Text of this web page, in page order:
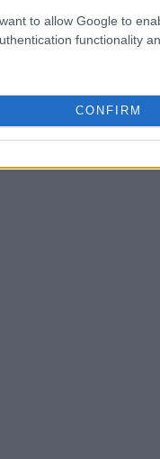
to allow Google to
functionality
CONFIRM
και πρόσεξε